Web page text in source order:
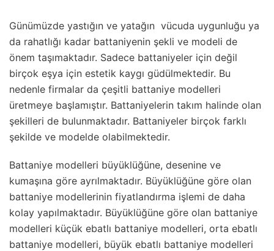
Günümüzde yastığın ve yatağın vücuda uygunluğu ya
da rahatlığı kadar battaniyenin şekli ve modeli de
önem taşımaktadır. Sadece battaniyeler için değil
birçok eşya için estetik kaygı güdülmektedir. Bu
nedenle firmalar da çeşitli battaniye modelleri
üretmeye başlamıştır. Battaniyelerin takım halinde olan
şekilleri de bulunmaktadır. Battaniyeler birçok farklı
şekilde ve modelde olabilmektedir.
Battaniye modelleri büyüklüğüne, desenine ve
kumaşına göre ayrılmaktadır. Büyüklüğüne göre olan
battaniye modellerinin fiyatlandırma işlemi de daha
kolay yapılmaktadır. Büyüklüğüne göre olan battaniye
modelleri küçük ebatlı battaniye modelleri, orta ebatlı
battaniye modelleri, büyük ebatlı battaniye modelleri